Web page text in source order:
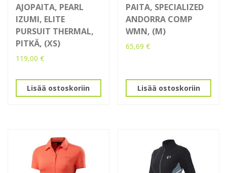
AJOPAITA, PEARL
IZUMI, ELITE
PURSUIT THERMAL,
PITKÄ, (XS)
119,00 €
Lisää ostoskoriin
PAITA, SPECIALIZED
ANDORRA COMP
WMN, (M)
65,69€
Lisää ostoskoriin